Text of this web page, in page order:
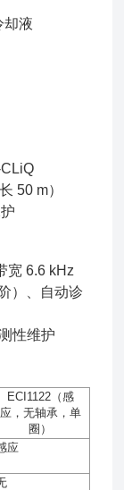
却液
50 m）
宽 6.6 kHz
）、自动诊
性维护
ECI1122（感
应，无轴承，单
圈）
应